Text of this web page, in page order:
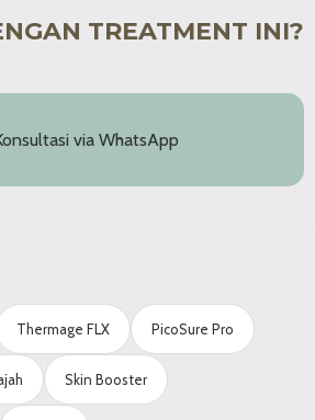
TREATMENT INI?
via WhatsApp
Thermage FLX PicoSure Pro
Skin Booster